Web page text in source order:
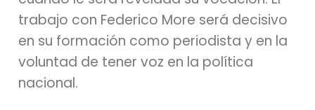
trabajo con Federico More será decisivo
en su formación como periodista y en la
voluntad de tener voz en la política
nacional.